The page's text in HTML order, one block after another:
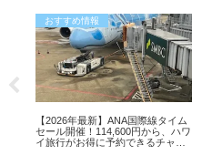
おすすめ情報
【2026年最新】ANA国際線タイム
セール開催！114,600円から、ハワ
イ旅行がお得に予約できるチャン